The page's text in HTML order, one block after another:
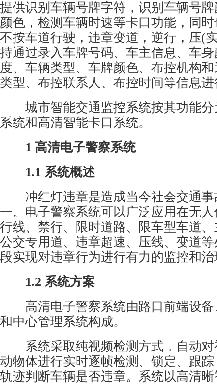
提供识别车辆号牌字符，识别车辆号
颜色，检测车辆时速等卡口功能，同
不按车道行驶，违章变道，逆行，压(
持通过录入车牌号码、车主信息、车
度、车辆类型、车牌颜色、布控机构
类型、布控联系人、布控时间等信息
城市智能交通监控系统按其功能分
系统和高清智能卡口系统。
1 高清电子警察系统
1.1 系统概述
冲红灯违章是造成当今社会交通事
一。电子警察系统可以广泛应用在无
行线、禁行、限时道路、限车型车道
公交专用道、违章超速、压线、变道
段实现对违章行为进行有力的监控和
1.2 系统方案
高清电子警察系统由路口前端设备
和中心管理系统构成。
系统采取纯视频检测方式，自动对
动物体进行实时逐帧检测、锁定、跟
轨迹判断车辆是否违章。系统以高清